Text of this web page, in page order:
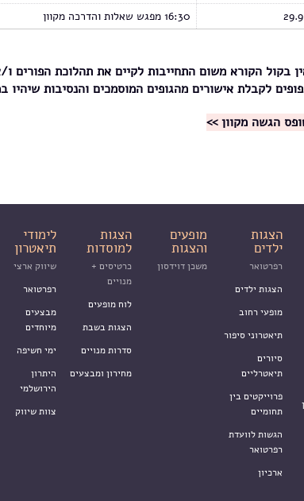
29.9
16:30 מפגש שאלות והדרכה מקוון
בקול הקורא משום התחייבות לקיים את תהלוכת הפורים
לקבלת אישורים מהגופים המוסמכים והנסיבות
הגשה מקוון >>
הצגות
ילדים
מופעים
והצגות
הצגות
למוסדות
לימודי
תיאטרון
רפרטואר
הצגות ילדים
מופעי רחוב
תיאטרוני סיפור
סיורים
תיאטרליים
פרוייקטים בין
תחומיים
הגשות לוועדת
רפרטואר
ארכיון
משכן דוידסון
כרטיסים +
מנויים
לוח מופעים
הצגות בשבת
סדרות מנויים
מחירון ומבצעים
שיווק ארצי
רפרטואר
מבצעים
מיוחדים
ימי חשיפה
היתרון
הירושלמי
צוות שיווק